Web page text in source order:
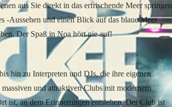
aus Sie direkt in das erfrischende Meer springen
-Aussehen und einen Blick auf das blaue Meer
Der Spaß in Noa hört nie auf!
hin zu Interpreten und DJs, die ihre eigenen
und attraktiven Clubs mit modernem
ist, an dem Erinnerungen entstehen. Der Club ist